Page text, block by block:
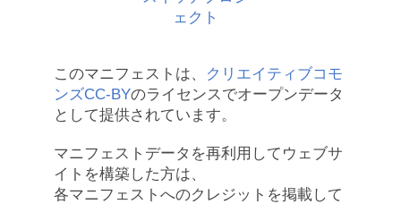
このマニフェストは、
クリエイティブコモ
ンズCC-BYのライセンスでオープンデータ
として提供されています。
マニフェストデータを再利用してウェブサ
イトを構築した方は、
各マニフェストへのクレジットを掲載して